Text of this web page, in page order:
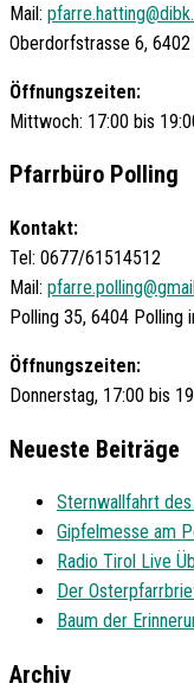
Mail:
Oberdorfstrasse 6,
Öffnungszeiten:
Mittwoch: 17:00 bis
Pfarrbüro Polling
Kontakt:
Tel: 0677/61514512
Mail:
Polling 35, 6404 Polling
Öffnungszeiten:
Donnerstag, 17:00 bis
Neueste Beiträge
Sternwallfahrt
Gipfelmesse am
Radio Tirol Live
Der
Baum der
Archiv